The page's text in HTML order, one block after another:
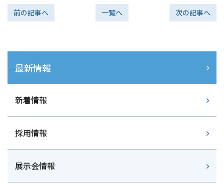
前の記事へ 一覧へ 次の記事へ
最新情報
新着情報
採用情報
展示会情報